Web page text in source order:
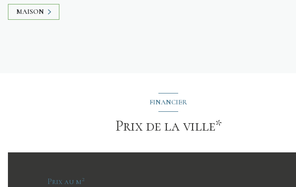
MAISON
FINANCIER
Prix de la ville*
Prix au m2